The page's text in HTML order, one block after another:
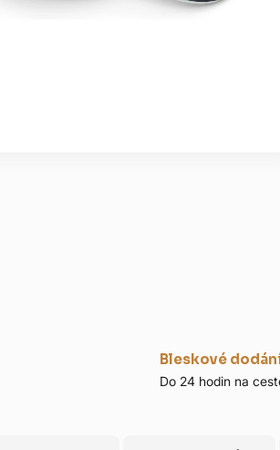
Bleskové
Do 24 hodin na